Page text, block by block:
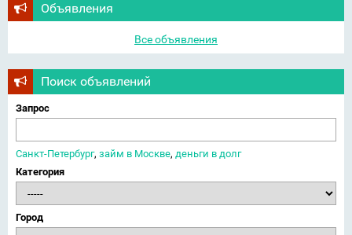
Объявления
Все объявления
Поиск объявлений
Запрос
Санкт-Петербург, займ в Москве, деньги в долг
Категория
Город